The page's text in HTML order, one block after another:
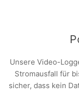
Unsere Video-
Stromausfall für
sicher, dass kein